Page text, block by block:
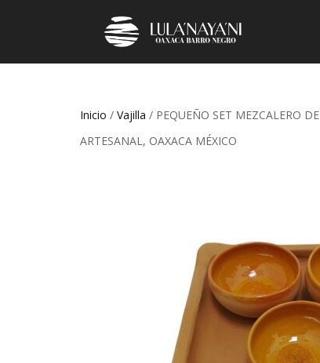
Inicio / Vajilla / PEQUEÑO SET MEZCALERO
ARTESANAL, OAXACA MÉXICO